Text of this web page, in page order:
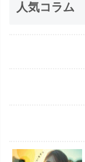
人気コラム